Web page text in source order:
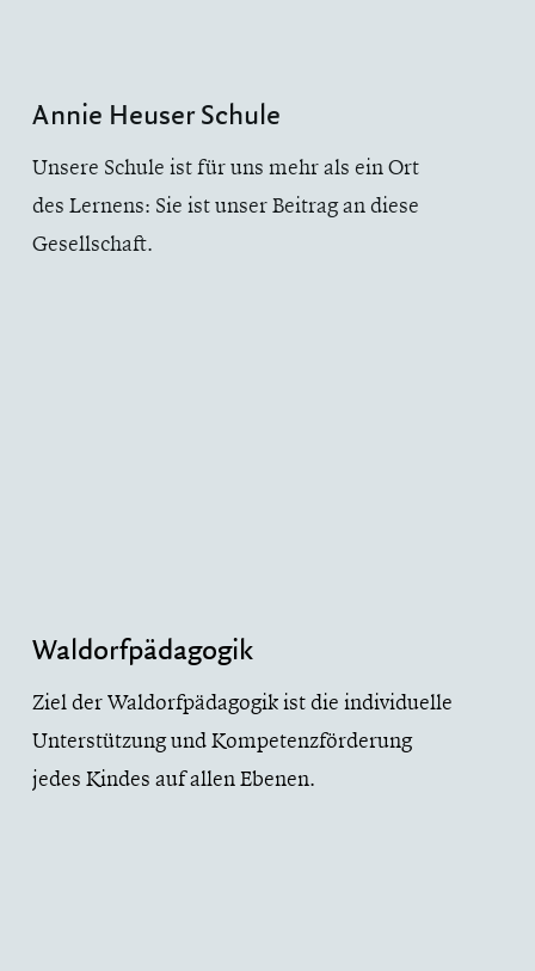
Annie Heuser Schule
Unsere Schule ist für uns mehr als ein Ort
des Lernens: Sie ist unser Beitrag an diese
Gesellschaft.
Waldorfpädagogik
Ziel der Waldorfpädagogik ist die individuelle
Unterstützung und Kompetenzförderung
jedes Kindes auf allen Ebenen.